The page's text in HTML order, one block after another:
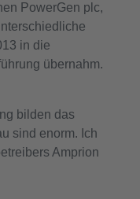
PowerGen plc,
in die
übernahm.
bilden das
sind enorm. Ich
Amprion